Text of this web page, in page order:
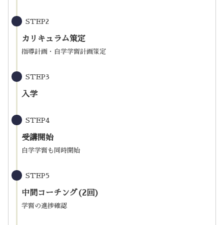
STEP2
カリキュラム策定
指導計画・自学学習計画策定
STEP3
入学
STEP4
受講開始
自学学習も同時開始
STEP5
中間コーチング(2回)
学習の進捗確認